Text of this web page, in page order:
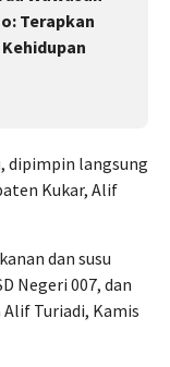
Terapkan
dipimpin langsung
Kukar, Alif
dan susu
Negeri 007, dan
Alif Turiadi, Kamis